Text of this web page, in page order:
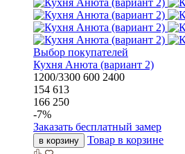
Выбор покупателей
Кухня Анюта (вариант 2)
1200/3300 600 2400
154 613
166 250
-7%
Заказать бесплатный замер
в корзину Товар в корзине